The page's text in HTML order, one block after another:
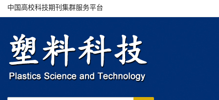
中国高校科技期刊集群服务平台